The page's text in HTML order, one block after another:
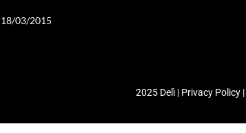
18/03/2015
2025 Delì | Privacy Policy|